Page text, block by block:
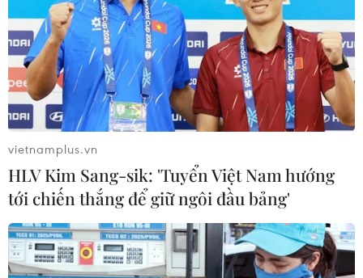
vietnamplus.vn
HLV Kim Sang-sik: 'Tuyển Việt Nam hướng
tới chiến thắng để giữ ngôi đầu bảng'